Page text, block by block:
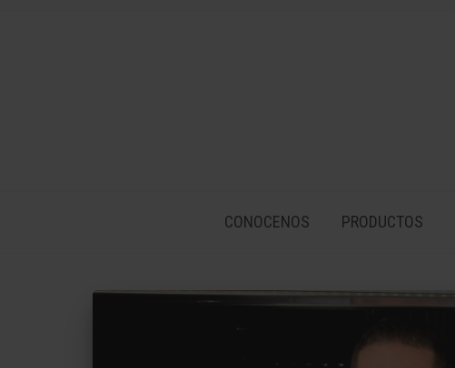
CONOCENOS PRODUCTOS